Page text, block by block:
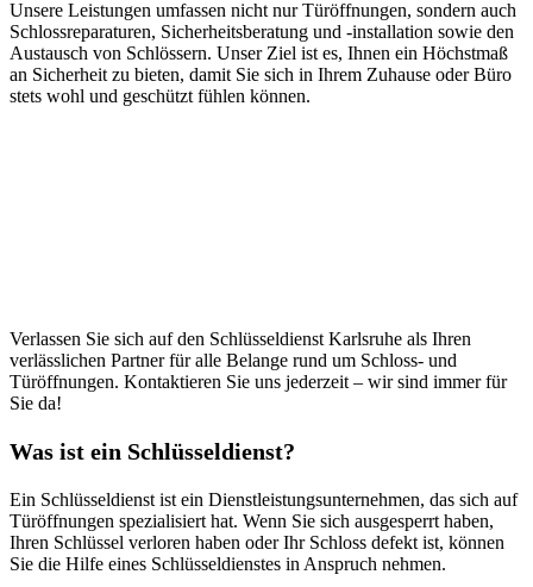
Unsere Leistungen umfassen nicht nur Türöffnungen, sondern auch
Schlossreparaturen, Sicherheitsberatung und -installation sowie den
Austausch von Schlössern.​ Unser Ziel ist es, Ihnen ein Höchstmaß
an Sicherheit zu bieten, damit Sie sich in Ihrem Zuhause oder Büro
stets wohl und geschützt fühlen können.​
Verlassen Sie sich auf den Schlüsseldienst Karlsruhe als Ihren
verlässlichen Partner für alle Belange rund um Schloss- und
Türöffnungen.​ Kontaktieren Sie uns jederzeit – wir sind immer für
Sie da!​
Was ist ein Schlüsseldienst?​
Ein Schlüsseldienst ist ein Dienstleistungsunternehmen, das sich auf
Türöffnungen spezialisiert hat. Wenn Sie sich ausgesperrt haben,
Ihren Schlüssel verloren haben oder Ihr Schloss defekt ist, können
Sie die Hilfe eines Schlüsseldienstes in Anspruch nehmen.​